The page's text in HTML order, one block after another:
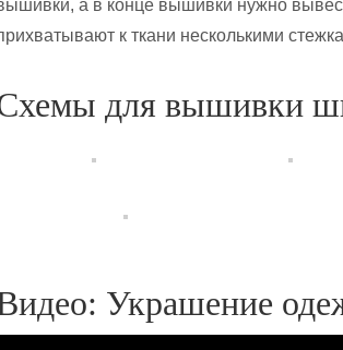
а в конце вышивки нужно
к ткани несколькими
для вышивки
Украшение